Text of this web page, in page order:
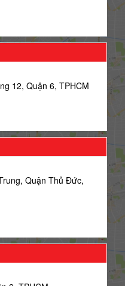
12, Quận 6, TPHCM
Quận Thủ Đức,